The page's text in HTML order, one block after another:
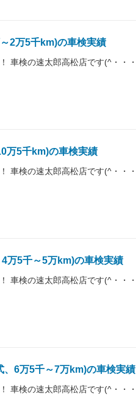
2万5千km)の車検実績
車検の速太郎高松店です(^・・・
万5千km)の車検実績
車検の速太郎高松店です(^・・・
万5千～5万km)の車検実績
車検の速太郎高松店です(^・・・
、6万5千～7万km)の車検実績
車検の速太郎高松店です(^・・・